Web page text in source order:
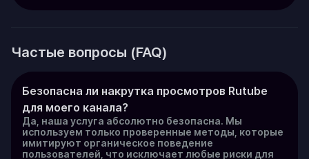
Частые вопросы (FAQ)
Безопасна ли накрутка просмотров Rutube
для моего канала?
Да, наша услуга абсолютно безопасна. Мы
используем только проверенные методы, которые
имитируют органическое поведение
пользователей, что исключает любые риски для